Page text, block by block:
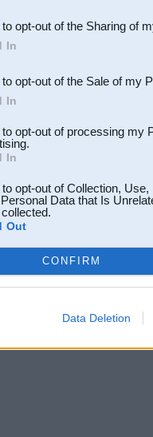
Participants
to opt-out of the Sharing of
In
to opt-out of the Sale of my
In
to opt-out of processing my
In
to opt-out of Collection,
Data that Is
Out
CONFIRM
Data Deletion